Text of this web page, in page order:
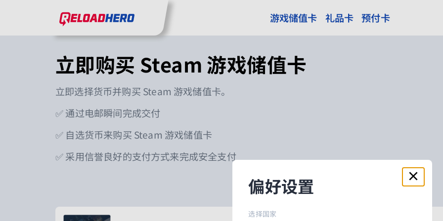
ReloadHero︰返回主页 游戏储值卡 礼品卡 预付卡
偏好设置
选择国家
立即购买 Steam 游戏储值卡
立即选择货币并购买 Steam 游戏储值卡。
✅ 通过电邮瞬间完成交付
✅ 自选货币来购买 Steam 游戏储值卡
✅ 采用信誉良好的支付方式来完成安全支付
立即购买 Steam 游戏储值卡 卡可用